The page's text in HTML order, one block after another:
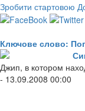
Зробити стартовою
Ключове слово:
Джип, в котором
- 13.09.2008 00:00